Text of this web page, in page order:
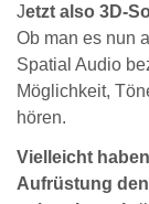
Jetzt also 3D-
Ob man es nun
Spatial Audio
Möglichkeit,
hören.
Vielleicht
Aufrüstung